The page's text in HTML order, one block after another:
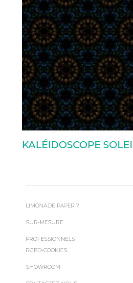
KALÉIDOSCOPE
LIMONADE PAPER ?
SUR-MESURE
PROFESSIONNELS
RGPD-COOKIES
SHOWROOM